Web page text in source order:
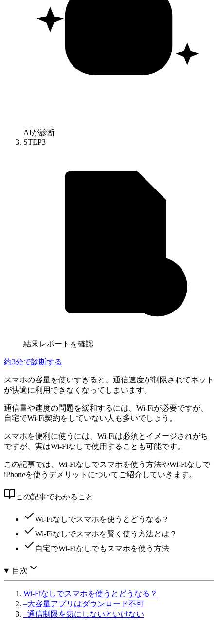
AIが診断
STEP3
結果レポートを確認
約3分で診断する
スマホの容量を使いすぎると、通信速度が制限されてネット
が快適に利用できなくなってしまいます。
通信量や速度の問題を緩和するには、Wi-Fiが必要ですが、
自宅でWi-Fi契約をしていない人も多いでしょう。
スマホを便利に使うには、Wi-Fiは必須とイメージされがち
ですが、実はWi-Fiなしで使用することも可能です。
この記事では、Wi-Fiなしでスマホを使う方法やWi-Fiなしで
iPhoneを使うデメリットについてご紹介していきます。
この記事でわかること
Wi-Fiなしでスマホを使うとどうなる？
Wi-Fiなしでスマホを賢く使う方法とは？
自宅でWi-Fiなしでもスマホを使う方法
目次
Wi-Fiなしでスマホを使うとどうなる？
–大容量アプリはダウンロード不可
–通信制限を気にしないといけない